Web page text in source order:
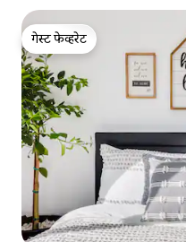
गेस्ट फेव्हरेट
गेस्ट फेव्हरेट